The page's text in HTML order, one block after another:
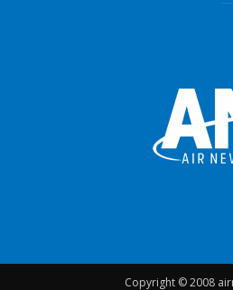
Copyright © 2008